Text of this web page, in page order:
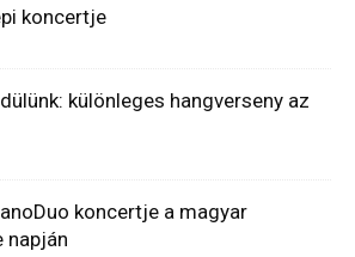
koncertje
különleges hangverseny az
koncertje a magyar
napján